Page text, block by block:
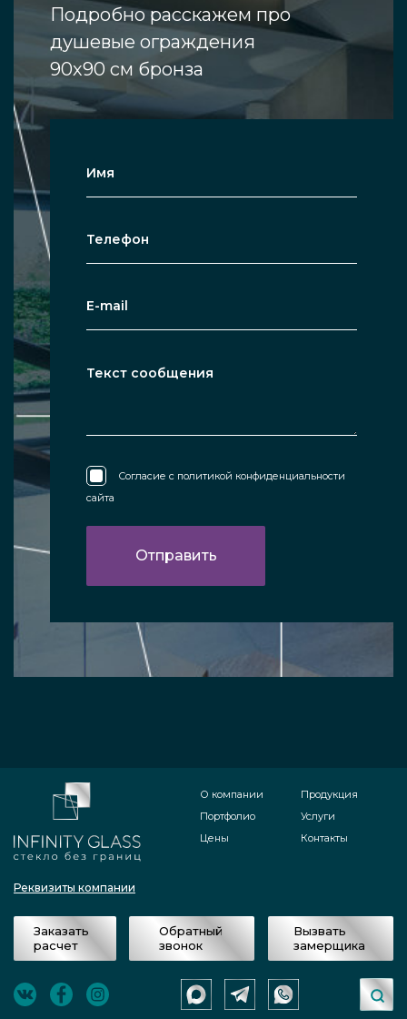
Подробно расскажем про
душевые ограждения
90х90 см бронза
Согласие с политикой конфиденциальности
сайта
Реквизиты компании
О компании
Портфолио
Цены
Продукция
Услуги
Контакты
Заказать
расчет
Обратный
звонок
Вызвать
замерщика